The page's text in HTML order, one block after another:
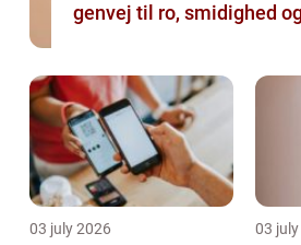
genvej til ro, smidighed
03 july 2026 03